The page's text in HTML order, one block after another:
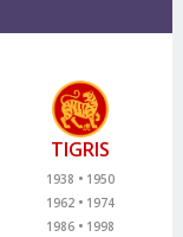
TIGRIS
1938
1950
1962
1974
1986
1998